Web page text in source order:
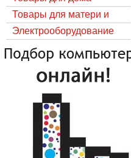
Товары для матери и
ребёнка
Электрооборудование